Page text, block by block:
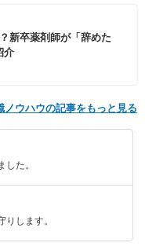
新卒薬剤師が「辞めた
介
ノウハウの記事をもっと見る
た。
します。